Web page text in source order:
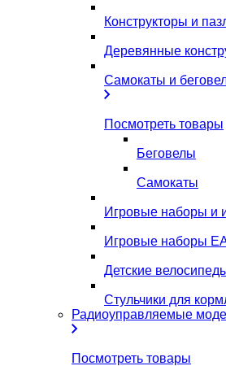
Конструкторы и
Деревянные
Самокаты и
Посмотреть товары
Беговелы
Самокаты
Игровые наборы и
Игровые наборы
Детские
Стульчики для
Радиоуправляемые
Посмотреть товары